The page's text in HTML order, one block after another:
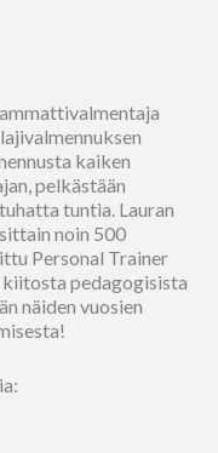
kaiken
pelkästään
tuntia. Lauran
noin 500
Personal Trainer
pedagogisista
näiden vuosien